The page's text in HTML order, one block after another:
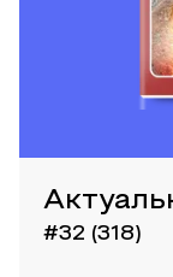
#32 (318)